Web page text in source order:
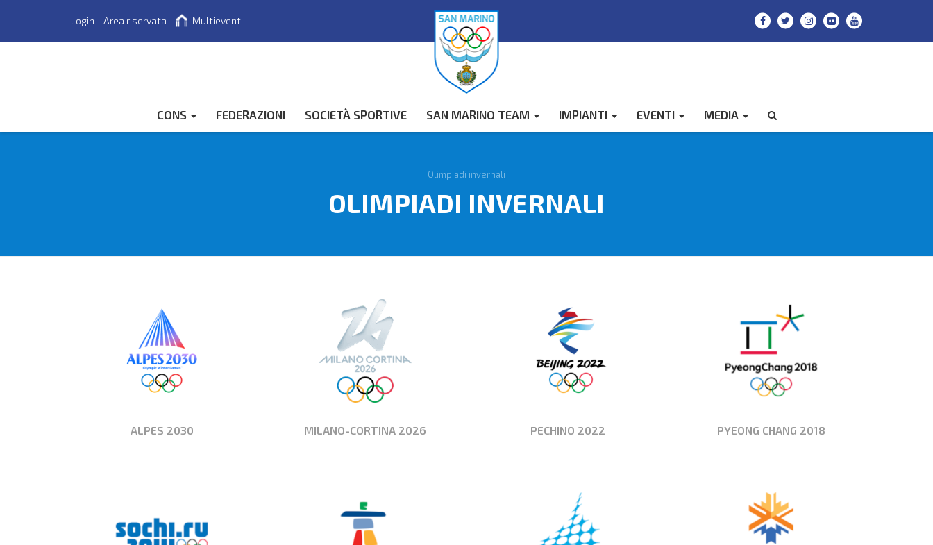
Login Area riservata Multieventi
CONS FEDERAZIONI SOCIETÀ SPORTIVE SAN MARINO TEAM IMPIANTI EVENTI MEDIA
Olimpiadi invernali
OLIMPIADI INVERNALI
ALPES 2030 MILANO-CORTINA 2026 PECHINO 2022 PYEONG CHANG 2018